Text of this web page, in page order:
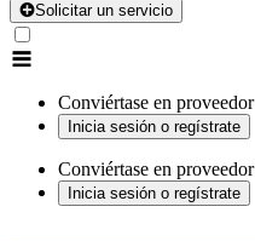
Solicitar un servicio
Conviértase en proveedor
Inicia sesión o regístrate
Conviértase en proveedor
Inicia sesión o regístrate